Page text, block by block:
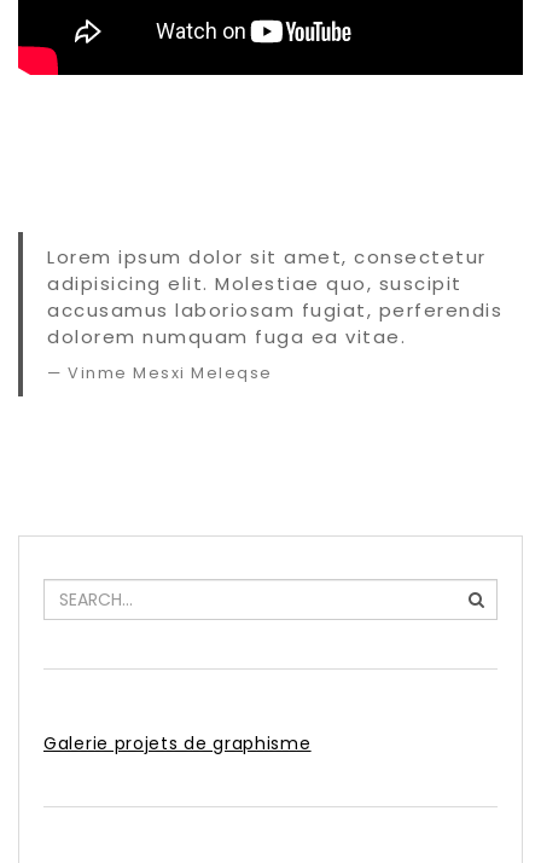
Lorem ipsum dolor sit amet, consectetur
adipisicing elit. Molestiae quo, suscipit
accusamus laboriosam fugiat, perferendis
dolorem numquam fuga ea vitae.
Vinme Mesxi Meleqse
Galerie projets de graphisme